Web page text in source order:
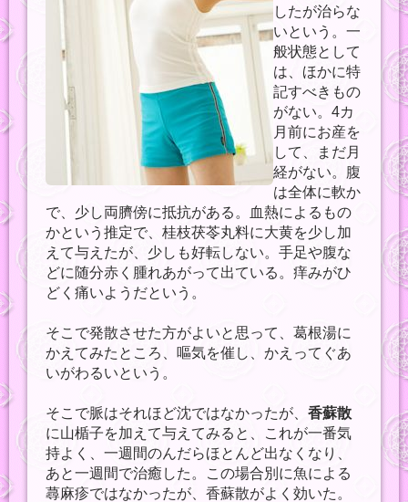
したが治らな
いという。一
般状態として
は、ほかに特
記すべきもの
がない。4カ
月前にお産を
して、まだ月
経がない。腹
は全体に軟か
で、少し両臍傍に抵抗がある。血熱によるもの
かという推定で、桂枝茯苓丸料に大黄を少し加
えて与えたが、少しも好転しない。手足や腹な
どに随分赤く腫れあがって出ている。痒みがひ
どく痛いようだという。
そこで発散させた方がよいと思って、葛根湯に
かえてみたところ、嘔気を催し、かえってぐあ
いがわるいという。
そこで脈はそれほど沈ではなかったが、 香蘇散
に山楯子を加えて与えてみると、これが一番気
持よく、一週間のんだらほとんど出なくなり、
あと一週間で治癒した。この場合別に魚による
蕁麻疹ではなかったが、香蘇散がよく効いた。